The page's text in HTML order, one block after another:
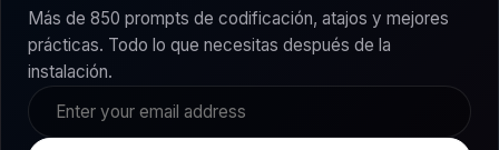
Más de 850 prompts de codificación, atajos y mejores
prácticas. Todo lo que necesitas después de la
instalación.